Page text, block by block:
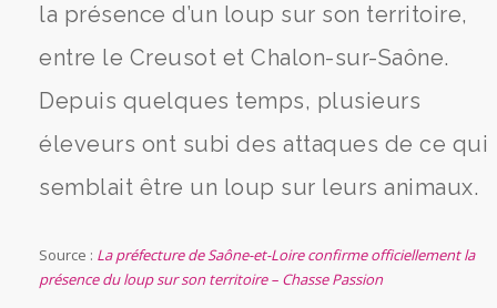
la présence d’un loup sur son territoire,
entre le Creusot et Chalon-sur-Saône.
Depuis quelques temps, plusieurs
éleveurs ont subi des attaques de ce qui
semblait être un loup sur leurs animaux.
Source : La préfecture de Saône-et-Loire confirme officiellement la
présence du loup sur son territoire – Chasse Passion